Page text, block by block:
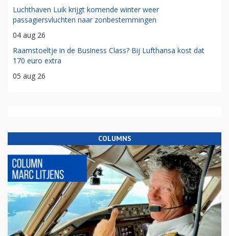
Luchthaven Luik krijgt komende winter weer
passagiersvluchten naar zonbestemmingen
04 aug 26
Raamstoeltje in de Business Class? Bij Lufthansa kost dat
170 euro extra
05 aug 26
COLUMNS